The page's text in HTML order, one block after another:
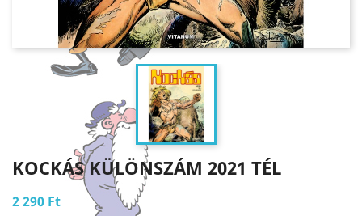
KOCKÁS KÜLÖNSZÁM 2021 TÉL
2 290 Ft